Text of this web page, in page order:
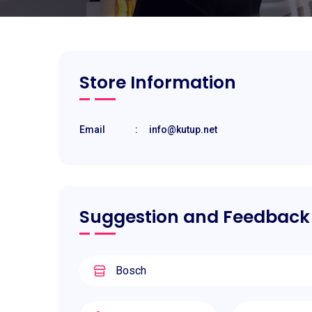
Store Information
Email : info@kutup.net
Suggestion and